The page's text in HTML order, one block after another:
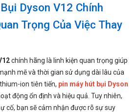
Dyson V12 Chính
Trọng Của Việc Thay
chính hãng là linh kiện quan trọng giúp
mẽ và thời gian sử dụng dài lâu của
ion tiên tiến, pin máy hút bụi Dyson
động ổn định và hiệu quả. Tuy nhiên,
cố, bạn sẽ cảm nhận được rõ sự suy